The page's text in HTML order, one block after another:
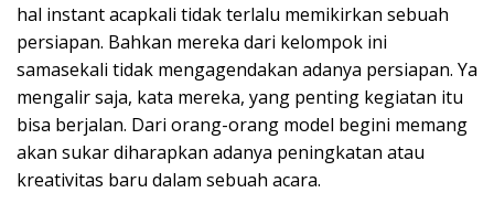
hal instant acapkali tidak terlalu memikirkan sebuah
persiapan. Bahkan mereka dari kelompok ini
samasekali tidak mengagendakan adanya persiapan. Ya
mengalir saja, kata mereka, yang penting kegiatan itu
bisa berjalan. Dari orang-orang model begini memang
akan sukar diharapkan adanya peningkatan atau
kreativitas baru dalam sebuah acara.